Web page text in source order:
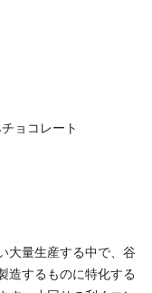
ンター
チョコレート
大量生産する中で、谷
造するものに特化する